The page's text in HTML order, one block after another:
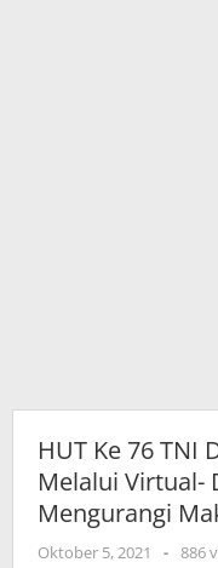
HUT Ke 76 TNI
Melalui Virtual-
Mengurangi
Oktober 5, 2021
oleh
- 886